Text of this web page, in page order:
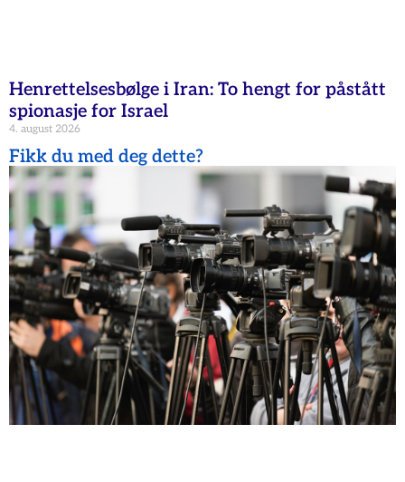
Henrettelsesbølge i Iran: To hengt for påstått
spionasje for Israel
4. august 2026
Fikk du med deg dette?